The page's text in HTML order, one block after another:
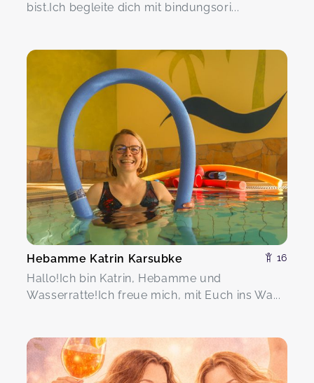
bist.Ich begleite dich mit bindungsori...
Hebamme Katrin Karsubke 16
Hallo!Ich bin Katrin, Hebamme und
Wasserratte!Ich freue mich, mit Euch ins Wa...